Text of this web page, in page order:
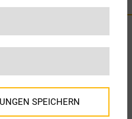
SPEICHERN